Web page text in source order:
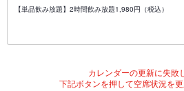
【単品飲み放題】2時間飲み放題1,980円（税込）
カレンダーの更新に失敗
下記ボタンを押して空席状況を更